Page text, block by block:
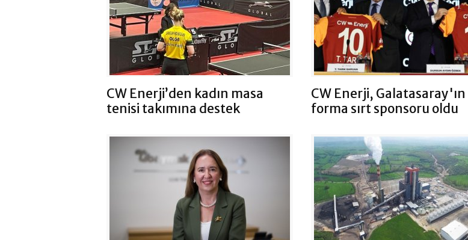
CW Enerji’den kadın masa
tenisi takımına destek
CW Enerji, Galatasaray'ın
forma sırt sponsoru oldu